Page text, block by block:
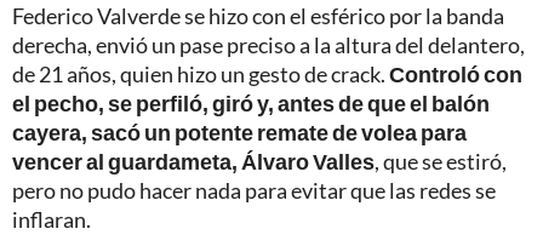
Federico Valverde se hizo con el esférico por la banda
derecha, envió un pase preciso a la altura del delantero,
de 21 años, quien hizo un gesto de crack.Controló con
el pecho, se perfiló, giró y, antes de que el balón
cayera, sacó un potente remate de volea para
vencer al guardameta, Álvaro Valles, que se estiró,
pero no pudo hacer nada para evitar que las redes se
inflaran.